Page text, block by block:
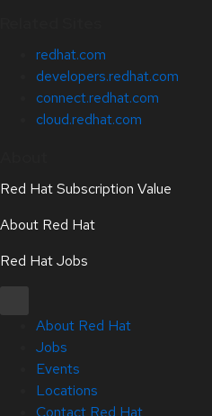
redhat.com
developers.redhat.com
connect.redhat.com
cloud.redhat.com
Red Hat Subscription Value
About Red Hat
Red Hat Jobs
About Red Hat
Jobs
Events
Locations
Contact Red Hat